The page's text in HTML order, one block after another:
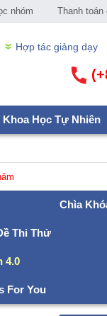
nhóm Thanh toán
Hợp tác giảng dạy
Khoa Học Tự Nhiên
Chìa
Thi Thử
4.0
For You